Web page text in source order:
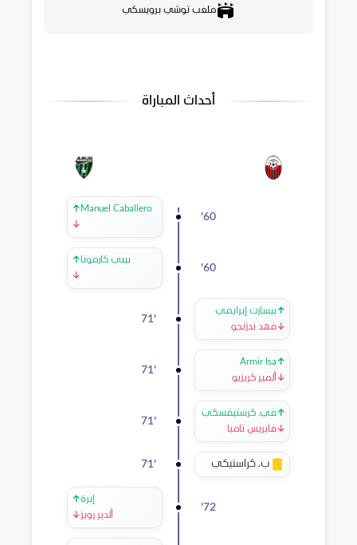
ملعب توشي برويسكي
أحداث المباراة
60
'
↑ Manuel Caballero
↓
60
'
↑بيبي كارمونا
↓
↑ بيسارت إبرايمي
↓فهد ندزنجو
71'
↑
Armir Isa
↓ ألمير كريزيو
71'
↑في. كرستيفسكي
↓فابريس تامبا
71'
ب. كراسنيكي 71'
72
'
↑إبرة
↓ألدير رويز